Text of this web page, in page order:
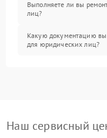
Выполняете ли вы
лиц?
Какую документацию вы
для юридических лиц?
Наш сервисный